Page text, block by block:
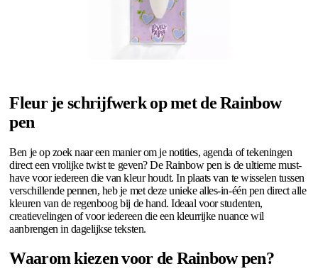
Fleur je schrijfwerk op met de Rainbow
pen
Ben je op zoek naar een manier om je notities, agenda of tekeningen
direct een vrolijke twist te geven? De Rainbow pen is de ultieme must-
have voor iedereen die van kleur houdt. In plaats van te wisselen tussen
verschillende pennen, heb je met deze unieke alles-in-één pen direct alle
kleuren van de regenboog bij de hand. Ideaal voor studenten,
creatievelingen of voor iedereen die een kleurrijke nuance wil
aanbrengen in dagelijkse teksten.
Waarom kiezen voor de Rainbow pen?